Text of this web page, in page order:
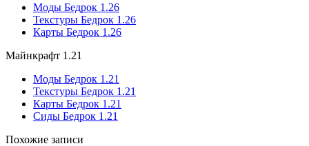
Моды Бедрок 1.26
Текстуры Бедрок 1.26
Карты Бедрок 1.26
Майнкрафт 1.21
Моды Бедрок 1.21
Текстуры Бедрок 1.21
Карты Бедрок 1.21
Сиды Бедрок 1.21
Похожие записи